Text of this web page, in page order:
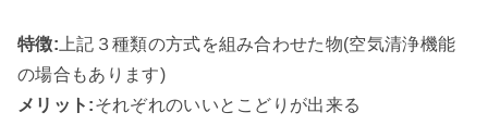
特徴: 上記３種類の方式を組み合わせた物(空気清浄機能
の場合もあります)
メリット:それぞれのいいとこどりが出来る